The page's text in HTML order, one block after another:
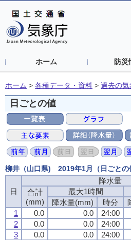
ホーム 防災
ホーム > 各種データ・資料 > 過去の
日ごとの値
柳井（山口県) 2019年1月（日ごと
日
降水量
合計
(mm)
最大1時間
降水量(mm) 時分
1
0.0 0.0 24:00
2
0.0 0.0 24:00
3
0.0 0.0 24:00